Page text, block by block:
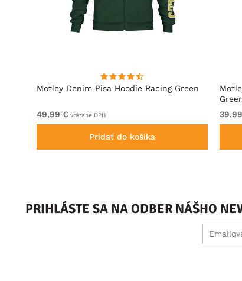
Motley Denim Pisa Hoodie Racing Green
49,99 € vrátane DPH
Pridať do košíka
PRIHLÁSTE SA NA ODBER NÁŠHO